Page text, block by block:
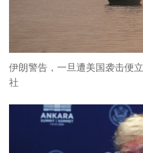
伊朗警告，一旦遭美国袭击便
社